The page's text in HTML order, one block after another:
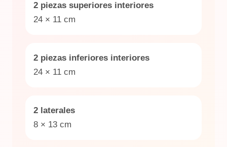
2 piezas superiores interiores
24 × 11 cm
2 piezas inferiores interiores
24 × 11 cm
2 laterales
8 × 13 cm